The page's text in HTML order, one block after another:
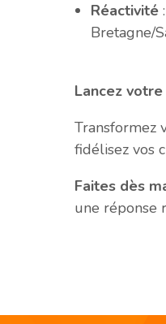
Réactivité
Bretagne/
Lancez
Transformez
fidélisez vos
Faites dès
une réponse